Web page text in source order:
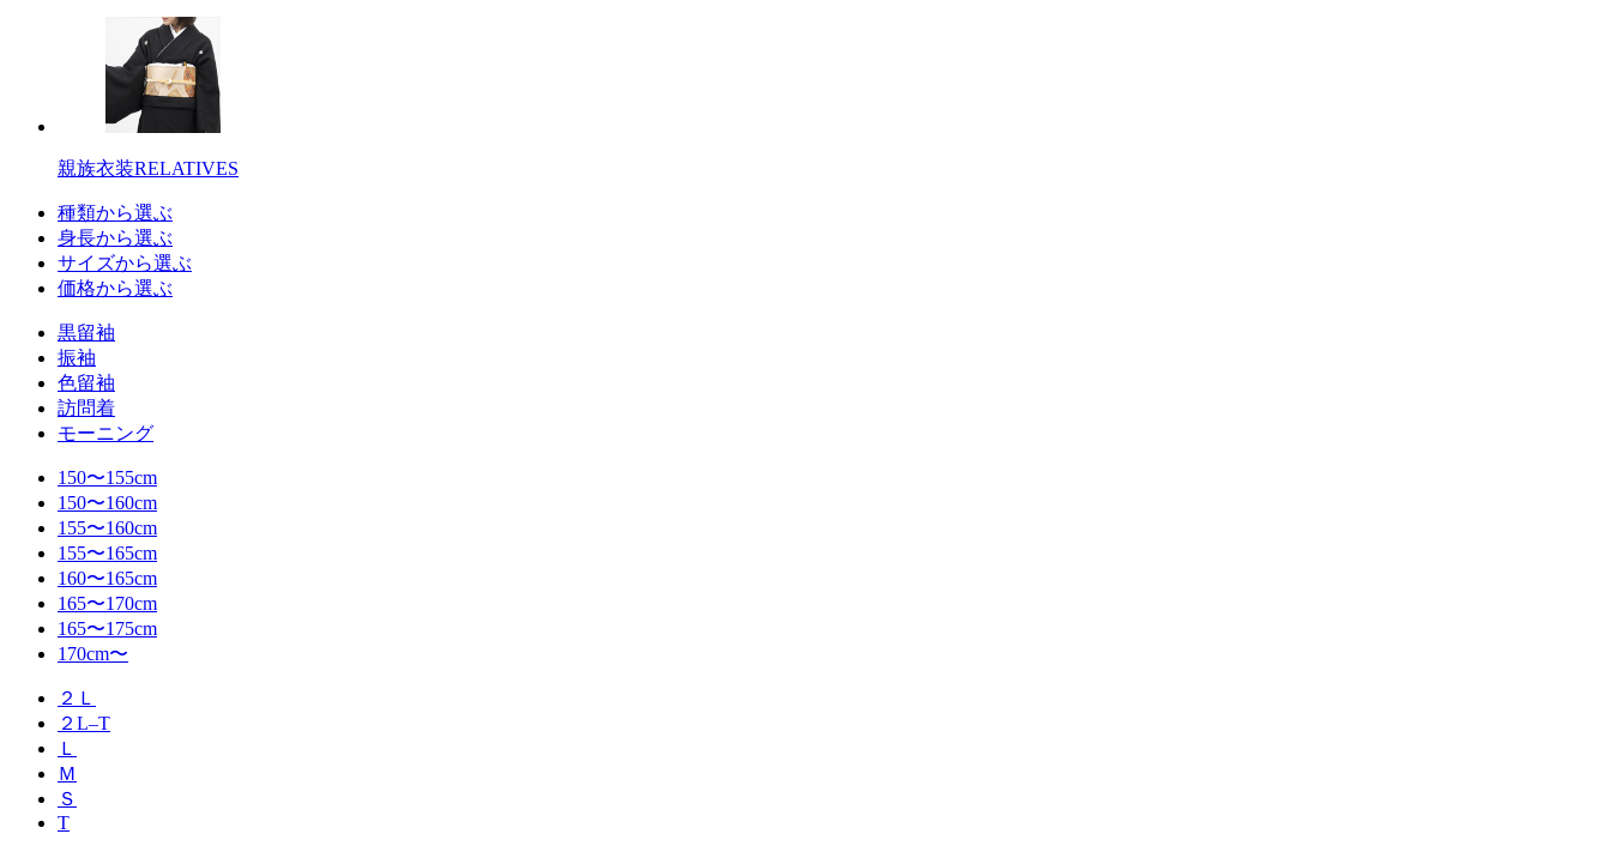
親族衣装RELATIVES
種類から選ぶ
身長から選ぶ
サイズから選ぶ
価格から選ぶ
黒留袖
振袖
色留袖
訪問着
モーニング
150〜155cm
150〜160cm
155〜160cm
155〜165cm
160〜165cm
165〜170cm
165〜175cm
170cm〜
２Ｌ
２L–T
Ｌ
Ｍ
Ｓ
T